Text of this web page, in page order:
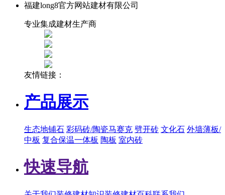
福建long8官方网站建材有限公司
专业集成建材生产商
友情链接：
产品展示
生态地铺石 彩码砖/陶瓷马赛克 劈开砖 文化石 外墙薄板/
中板 复合保温一体板 陶板 室内砖
快速导航